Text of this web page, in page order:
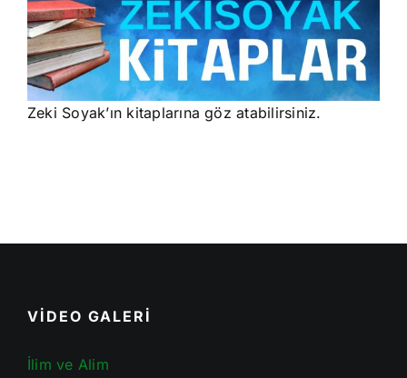
Zeki Soyak’ın kitaplarına göz atabilirsiniz.
VİDEO GALERİ
İlim ve Alim